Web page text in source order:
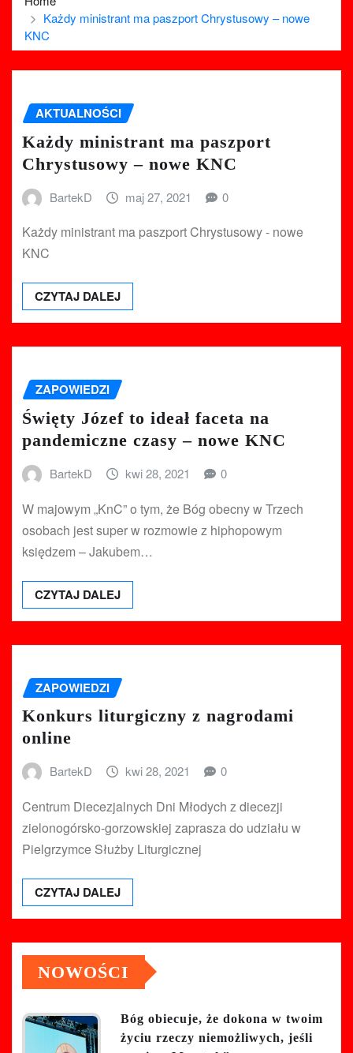
Każdy ministrant ma paszport Chrystusowy – nowe
KNC
AKTUALNOŚCI
Każdy ministrant ma paszport
Chrystusowy – nowe KNC
BartekD maj 27, 2021 0
Każdy ministrant ma paszport Chrystusowy - nowe
KNC
CZYTAJ DALEJ
ZAPOWIEDZI
Święty Józef to ideał faceta na
pandemiczne czasy – nowe KNC
BartekD kwi 28, 2021 0
W majowym „KnC” o tym, że Bóg obecny w Trzech
osobach jest super w rozmowie z hiphopowym
księdzem – Jakubem…
CZYTAJ DALEJ
ZAPOWIEDZI
Konkurs liturgiczny z nagrodami
online
BartekD kwi 28, 2021 0
Centrum Diecezjalnych Dni Młodych z diecezji
zielonogórsko-gorzowskiej zaprasza do udziału w
Pielgrzymce Służby Liturgicznej
CZYTAJ DALEJ
NOWOŚCI
Bóg obiecuje, że dokona w twoim
życiu rzeczy niemożliwych, jeśli